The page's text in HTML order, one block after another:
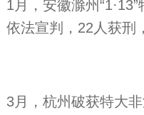
1月，安徽滁州
依法宣判，22人获刑
3月，杭州破获特大